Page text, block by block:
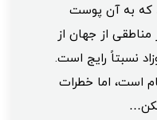
که به آن پوست
از جهان از
نسبتاً رایج است.
است، اما خطرات